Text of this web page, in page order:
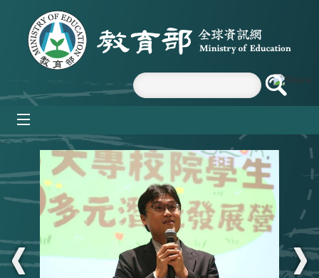
跳到主要內容區塊
:::